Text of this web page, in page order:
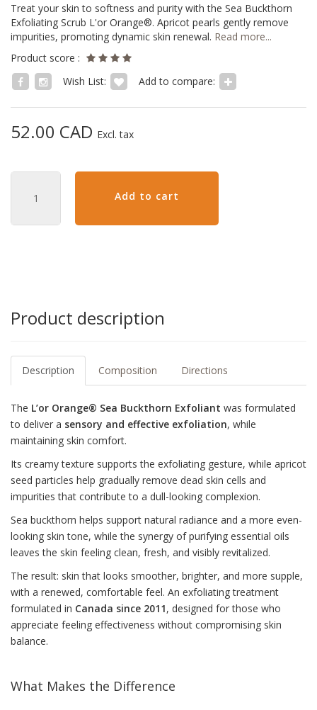
Treat your skin to softness and purity with the Sea Buckthorn
Exfoliating Scrub L'or Orange®. Apricot pearls gently remove
impurities, promoting dynamic skin renewal. Read more...
Product score :
Wish List:
Add to compare:
52.00 CAD Excl. tax
Add to cart
Product description
Description Composition Directions
The L’or Orange® Sea Buckthorn Exfoliant was formulated
to deliver a sensory and effective exfoliation, while
maintaining skin comfort.
Its creamy texture supports the exfoliating gesture, while apricot
seed particles help gradually remove dead skin cells and
impurities that contribute to a dull-looking complexion.
Sea buckthorn helps support natural radiance and a more even-
looking skin tone, while the synergy of purifying essential oils
leaves the skin feeling clean, fresh, and visibly revitalized.
The result: skin that looks smoother, brighter, and more supple,
with a renewed, comfortable feel. An exfoliating treatment
formulated in Canada since 2011, designed for those who
appreciate feeling effectiveness without compromising skin
balance.
What Makes the Difference